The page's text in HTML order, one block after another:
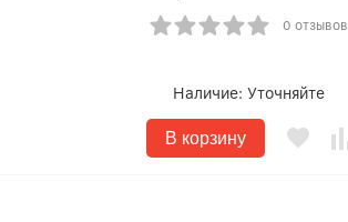
0 отзывов
Наличие: Уточняйте
В корзину